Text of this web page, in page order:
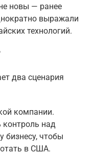
новы — ранее
выражали
технологий.
два сценария
компании.
контроль над
бизнесу, чтобы
в США.